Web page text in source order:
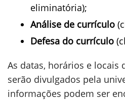
eliminatória);
Análise de currículo
Defesa do currículo
As datas, horários e locais
serão divulgados pela
informações podem ser